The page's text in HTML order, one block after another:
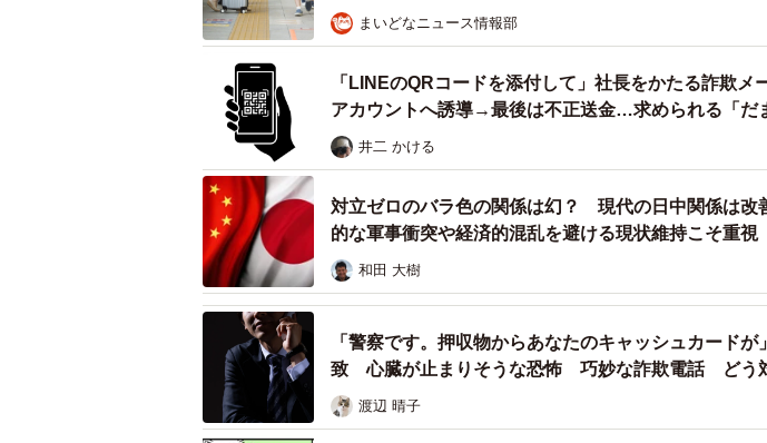
まいどなニュース情報部
「LINEのQRコードを添付して」社長をかたる詐欺
アカウントへ誘導→最後は不正送金…求められる「だ
井二 かける
対立ゼロのバラ色の関係は幻？ 現代の日中関係は
的な軍事衝突や経済的混乱を避ける現状維持こそ重視
和田 大樹
「警察です。押収物からあなたのキャッシュカード
致 心臓が止まりそうな恐怖 巧妙な詐欺電話 どう
渡辺 晴子